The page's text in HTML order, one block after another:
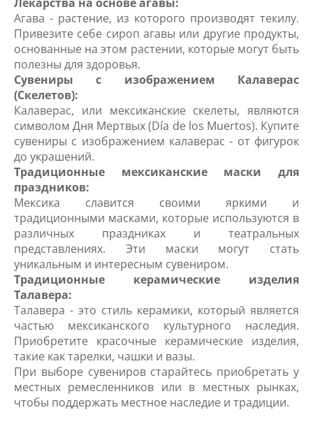
Агава - растение, из которого производят текилу.
Привезите себе сироп агавы или другие продукты,
основанные на этом растении, которые могут быть
полезны для здоровья.
Сувениры с изображением Калаверас
(Скелетов):
Калаверас, или мексиканские скелеты, являются
символом Дня Мертвых (Día de los Muertos). Купите
сувениры с изображением калаверас - от фигурок
до украшений.
Традиционные мексиканские маски для
праздников:
Мексика славится своими яркими и
традиционными масками, которые используются в
различных праздниках и театральных
представлениях. Эти маски могут стать
уникальным и интересным сувениром.
Традиционные керамические изделия
Талавера:
Талавера - это стиль керамики, который является
частью мексиканского культурного наследия.
Приобретите красочные керамические изделия,
такие как тарелки, чашки и вазы.
При выборе сувениров старайтесь приобретать у
местных ремесленников или в местных рынках,
чтобы поддержать местное наследие и традиции.